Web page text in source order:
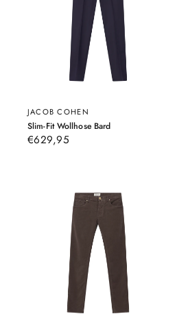
JACOB COHEN
Slim-Fit Wollhose Bard–
€629,95